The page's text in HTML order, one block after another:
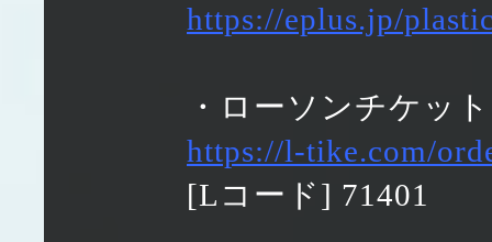
https://eplus.jp/
・ローソンチケット
https://l-tike.com/
[Lコード] 71401